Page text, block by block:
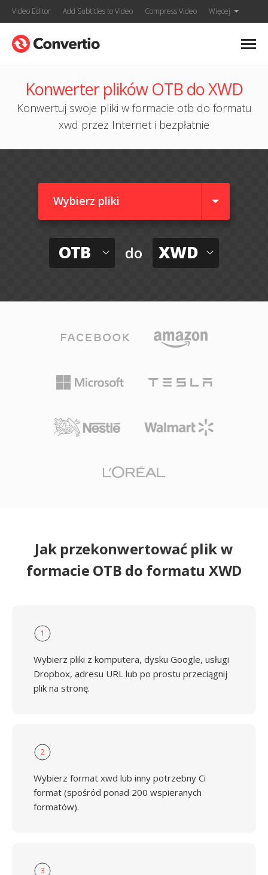
Video Editor Add Subtitles to Video Compress Video Więcej
Konwerter plików OTB do XWD
Konwertuj swoje pliki w formacie otb do formatu
xwd przez Internet i bezpłatnie
Wybierz pliki
OTB do XWD
Jak przekonwertować plik w
formacie OTB do formatu XWD
1
Wybierz pliki z komputera, dysku Google, usługi
Dropbox, adresu URL lub po prostu przeciągnij
plik na stronę.
2
Wybierz format xwd lub inny potrzebny Ci
format (spośród ponad 200 wspieranych
formatów).
3